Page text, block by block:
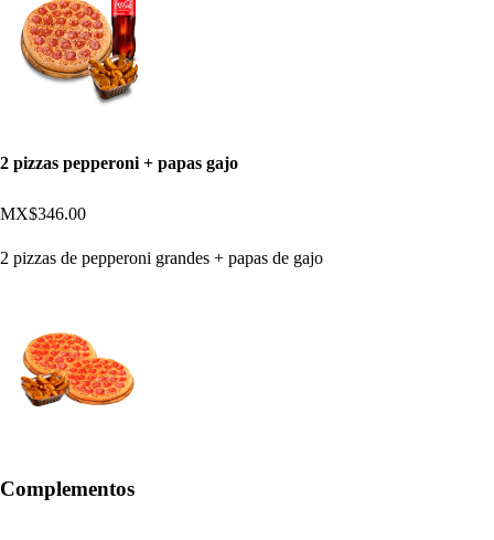
2 pizzas pepperoni + papas gajo
MX$346.00
2 pizzas de pepperoni grandes + papas de gajo
Complementos